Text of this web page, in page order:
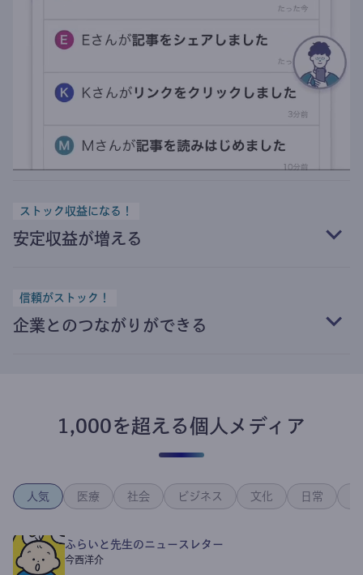
ストック収益になる！
安定収益が増える
信頼がストック！
企業とのつながりができる
1,000を超える個人メディア
人気 医療 社会 ビジネス 文化 日常
ふらいと先生のニュースレター
今西洋介